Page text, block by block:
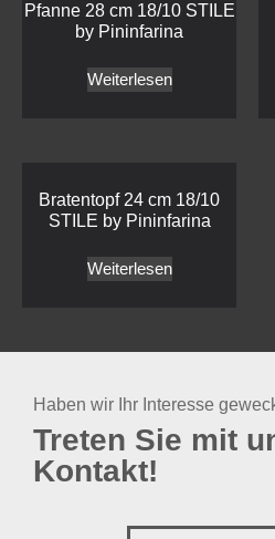
Pfanne 28 cm 18/10 STILE
by Pininfarina
Weiterlesen
Bratentopf 24 cm 18/10
STILE by Pininfarina
Weiterlesen
Haben wir Ihr Interesse
Treten Sie mit
Kontakt!